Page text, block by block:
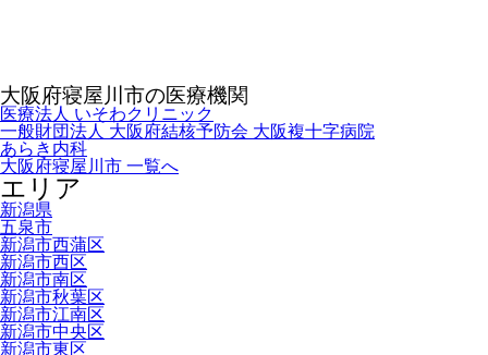
大阪府寝屋川市の医療機関
医療法人 いそわクリニック
一般財団法人 大阪府結核予防会 大阪複十字病院
あらき内科
大阪府寝屋川市 一覧へ
エリア
新潟県
五泉市
新潟市西蒲区
新潟市西区
新潟市南区
新潟市秋葉区
新潟市江南区
新潟市中央区
新潟市東区